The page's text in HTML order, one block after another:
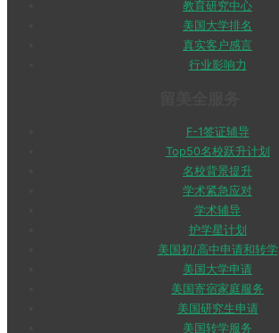
教育研究中心
美国大学排名
真实客户感言
行业影响力
F-1签证辅导
Top50名校跃升计划
名校背景提升
学术紧急应对
学术辅导
护学星计划
美国初/高中申请和转学
美国大学申请
美国寄宿家庭服务
美国研究生申请
美国转学服务